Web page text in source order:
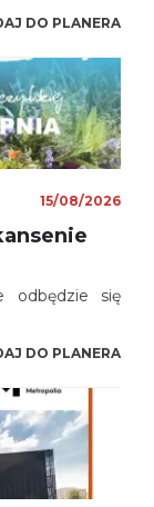
są te
tanecznej
DO PLANERA
15/08/2026
odbędzie się
DO PLANERA